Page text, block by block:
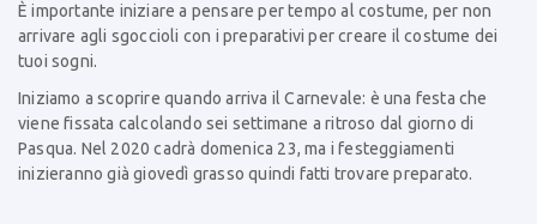
È importante iniziare a pensare per tempo al costume, per non
arrivare agli sgoccioli con i preparativi per creare il costume dei
tuoi sogni.
Iniziamo a scoprire quando arriva il Carnevale: è una festa che
viene fissata calcolando sei settimane a ritroso dal giorno di
Pasqua. Nel 2020 cadrà domenica 23, ma i festeggiamenti
inizieranno già giovedì grasso quindi fatti trovare preparato.